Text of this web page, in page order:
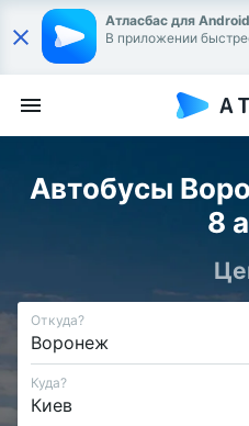
Атласбас для Android
В приложении
Автобусы
8
Откуда?
Куда?